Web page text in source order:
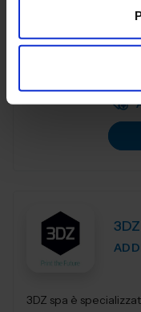
service
aziende. Copriamo
3DZ spa è